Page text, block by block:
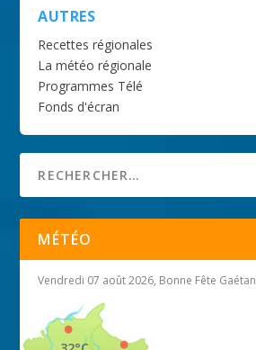
AUTRES
Recettes régionales
La météo régionale
Programmes Télé
Fonds d'écran
MÉTÉO
Vendredi 07 août 2026, Bonne Fête Gaétan